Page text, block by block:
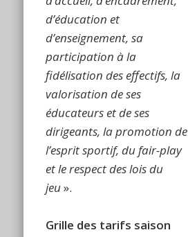
d’éducation et
d’enseignement, sa
participation à la
fidélisation des effectifs, la
valorisation de ses
éducateurs et de ses
dirigeants, la promotion de
l’esprit sportif, du fair-play
et le respect des lois du
jeu».
Grille des tarifs saison